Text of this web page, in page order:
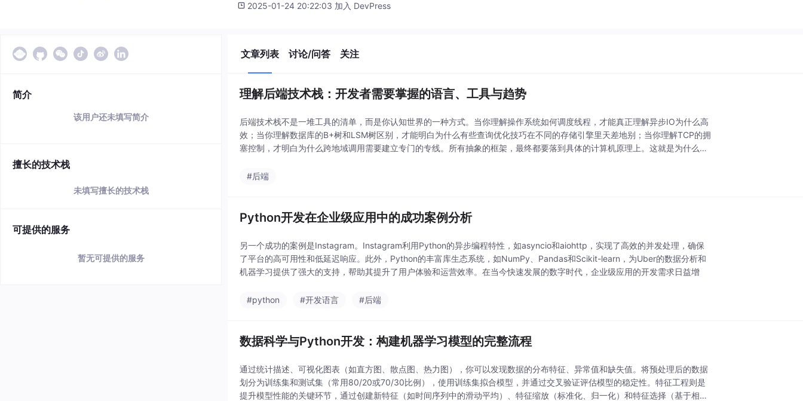
2025-01-24 20:22:03 加入 DevPress
简介
该用户还未填写简介
擅长的技术栈
未填写擅长的技术栈
可提供的服务
暂无可提供的服务
文章列表 讨论/问答 关注
理解后端技术栈：开发者需要掌握的语言、工具与趋势
后端技术栈不是一堆工具的清单，而是你认知世界的一种方式。当你理解操作系统如何调度线程，才能真正理解异步IO为什么高
效；当你理解数据库的B+树和LSM树区别，才能明白为什么有些查询优化技巧在不同的存储引擎里天差地别；当你理解TCP的拥
塞控制，才明白为什么跨地域调用需要建立专门的专线。所有抽象的框架，最终都要落到具体的计算机原理上。这就是为什么很
#后端
Python开发在企业级应用中的成功案例分析
另一个成功的案例是Instagram。Instagram利用Python的异步编程特性，如asyncio和aiohttp，实现了高效的并发处理，确保
了平台的高可用性和低延迟响应。此外，Python的丰富库生态系统，如NumPy、Pandas和Scikit-learn，为Uber的数据分析和
机器学习提供了强大的支持，帮助其提升了用户体验和运营效率。在当今快速发展的数字时代，企业级应用的开发需求日益增
#python #开发语言 #后端
数据科学与Python开发：构建机器学习模型的完整流程
通过统计描述、可视化图表（如直方图、散点图、热力图），你可以发现数据的分布特征、异常值和缺失值。将预处理后的数据
划分为训练集和测试集（常用80/20或70/30比例），使用训练集拟合模型，并通过交叉验证评估模型的稳定性。特征工程则是
提升模型性能的关键环节，通过创建新特征（如时间序列中的滑动平均）、特征缩放（标准化、归一化）和特征选择（基于相关